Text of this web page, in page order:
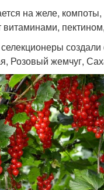
на желе,
витаминами,
создали
Розовый жемчуг,